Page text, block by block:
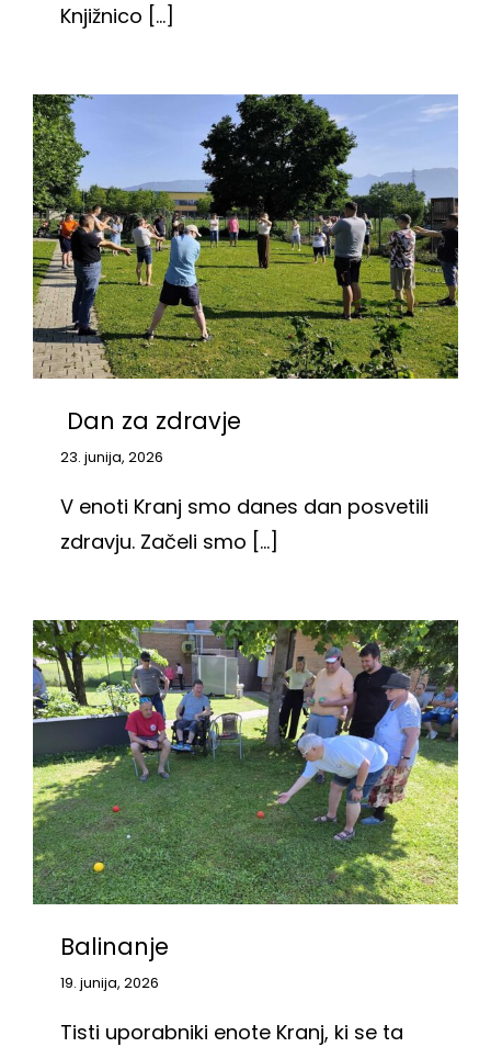
Knjižnico [...]
Dan za zdravje
23. junija, 2026
V enoti Kranj smo danes dan posvetili
zdravju. Začeli smo [...]
Balinanje
19. junija, 2026
Tisti uporabniki enote Kranj, ki se ta